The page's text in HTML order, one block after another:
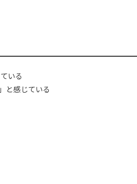
いる
と感じている